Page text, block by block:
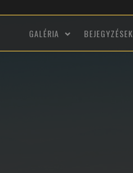
GALÉRIA BEJEGYZÉSEK